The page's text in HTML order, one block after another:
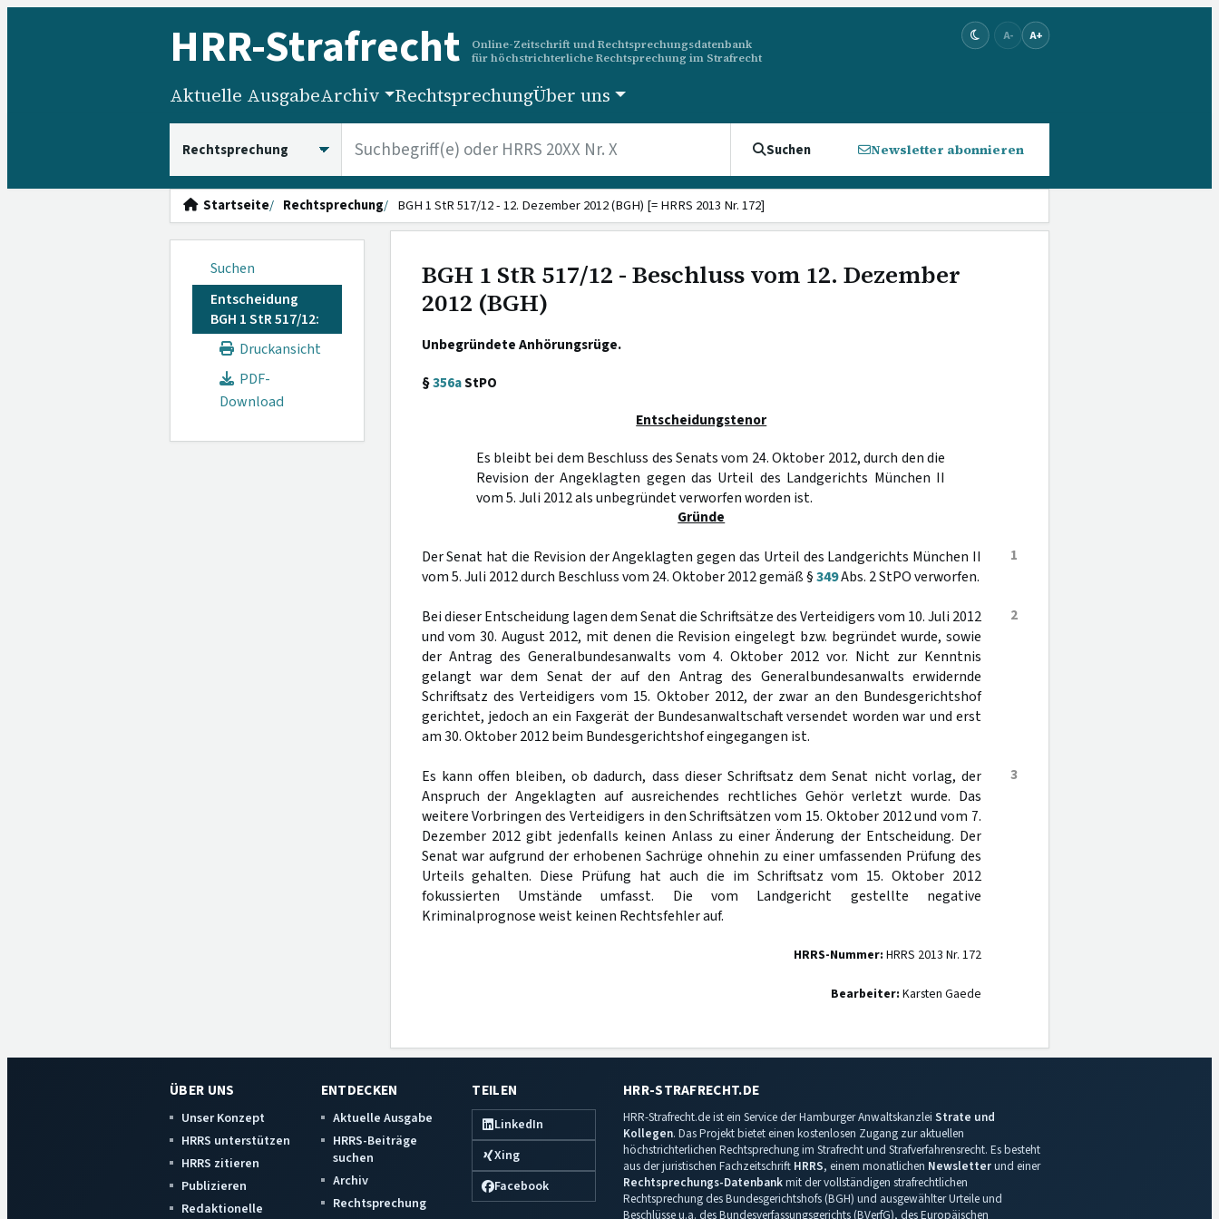
HRR-Strafrecht
Online-Zeitschrift und Rechtsprechungsdatenbank
für höchstrichterliche Rechtsprechung im Strafrecht
A- A+
Aktuelle AusgabeArchiv RechtsprechungÜber uns
Suchen Newsletter abonnieren
Startseite Rechtsprechung BGH 1 StR 517/12 - 12. Dezember 2012 (BGH) [= HRRS 2013 Nr. 172]
Suchen
Entscheidung
BGH 1 StR 517/12:
Druckansicht
PDF-
Download
BGH 1 StR 517/12 - Beschluss vom 12. Dezember
2012 (BGH)
Unbegründete Anhörungsrüge.
§356aStPO
Entscheidungstenor
Es bleibt bei dem Beschluss des Senats vom 24. Oktober 2012, durch den die
Revision der Angeklagten gegen das Urteil des Landgerichts München II
vom 5. Juli 2012 als unbegründet verworfen worden ist.
Gründe
1
Der Senat hat die Revision der Angeklagten gegen das Urteil des Landgerichts München II
vom 5. Juli 2012 durch Beschluss vom 24. Oktober 2012 gemäß §349Abs. 2 StPO verworfen.
2
Bei dieser Entscheidung lagen dem Senat die Schriftsätze des Verteidigers vom 10. Juli 2012
und vom 30. August 2012, mit denen die Revision eingelegt bzw. begründet wurde, sowie
der Antrag des Generalbundesanwalts vom 4. Oktober 2012 vor. Nicht zur Kenntnis
gelangt war dem Senat der auf den Antrag des Generalbundesanwalts erwidernde
Schriftsatz des Verteidigers vom 15. Oktober 2012, der zwar an den Bundesgerichtshof
gerichtet, jedoch an ein Faxgerät der Bundesanwaltschaft versendet worden war und erst
am 30. Oktober 2012 beim Bundesgerichtshof eingegangen ist.
3
Es kann offen bleiben, ob dadurch, dass dieser Schriftsatz dem Senat nicht vorlag, der
Anspruch der Angeklagten auf ausreichendes rechtliches Gehör verletzt wurde. Das
weitere Vorbringen des Verteidigers in den Schriftsätzen vom 15. Oktober 2012 und vom 7.
Dezember 2012 gibt jedenfalls keinen Anlass zu einer Änderung der Entscheidung. Der
Senat war aufgrund der erhobenen Sachrüge ohnehin zu einer umfassenden Prüfung des
Urteils gehalten. Diese Prüfung hat auch die im Schriftsatz vom 15. Oktober 2012
fokussierten Umstände umfasst. Die vom Landgericht gestellte negative
Kriminalprognose weist keinen Rechtsfehler auf.
HRRS-Nummer: HRRS 2013 Nr. 172
Bearbeiter: Karsten Gaede
ÜBER UNS
Unser Konzept
HRRS unterstützen
HRRS zitieren
Publizieren
Redaktionelle
ENTDECKEN
Aktuelle Ausgabe
HRRS-Beiträge
suchen
Archiv
Rechtsprechung
TEILEN
LinkedIn
Xing
Facebook
HRR-STRAFRECHT.DE
HRR-Strafrecht.de ist ein Service der Hamburger Anwaltskanzlei Strate und
Kollegen. Das Projekt bietet einen kostenlosen Zugang zur aktuellen
höchstrichterlichen Rechtsprechung im Strafrecht und Strafverfahrensrecht. Es besteht
aus der juristischen Fachzeitschrift HRRS, einem monatlichen Newsletterund einer
Rechtsprechungs-Datenbankmit der vollständigen strafrechtlichen
Rechtsprechung des Bundesgerichtshofs (BGH) und ausgewählter Urteile und
Beschlüsse u.a. des Bundesverfassungsgerichts (BVerfG), des Europäischen